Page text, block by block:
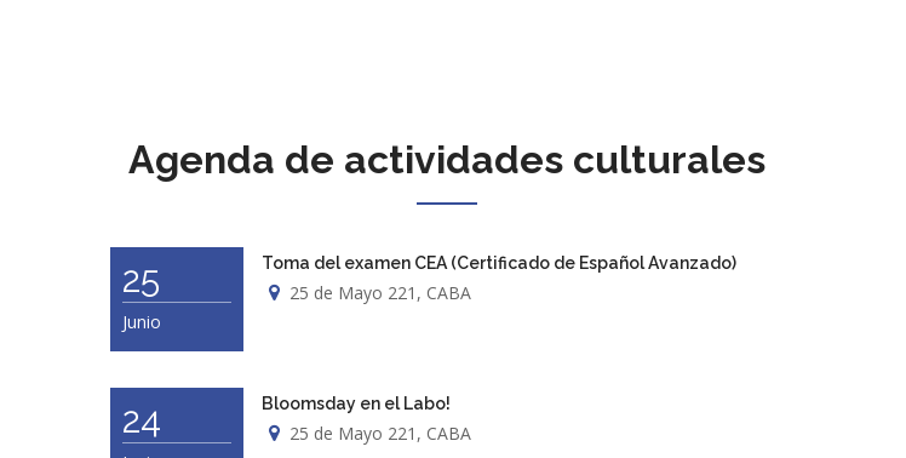
Agenda de actividades culturales
25
Junio
Toma del examen CEA (Certificado de Español Avanzado)
25 de Mayo 221, CABA
24 Bloomsday en el Labo!
25 de Mayo 221, CABA